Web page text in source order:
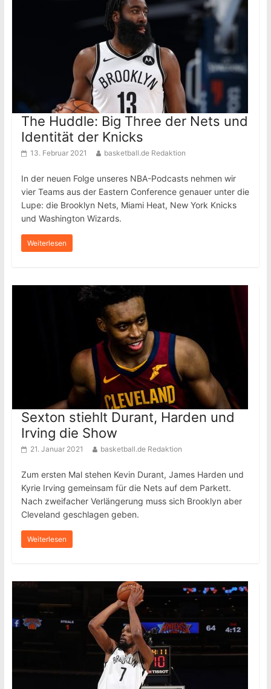
The Huddle: Big Three der Nets und
Identität der Knicks
13. Februar 2021 basketball.de Redaktion
In der neuen Folge unseres NBA-Podcasts nehmen wir
vier Teams aus der Eastern Conference genauer unter die
Lupe: die Brooklyn Nets, Miami Heat, New York Knicks
und Washington Wizards.
Weiterlesen
Sexton stiehlt Durant, Harden und
Irving die Show
21. Januar 2021 basketball.de Redaktion
Zum ersten Mal stehen Kevin Durant, James Harden und
Kyrie Irving gemeinsam für die Nets auf dem Parkett.
Nach zweifacher Verlängerung muss sich Brooklyn aber
Cleveland geschlagen geben.
Weiterlesen